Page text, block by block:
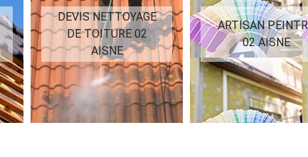
DEVIS NETTOYAGE
DE TOITURE 02
AISNE
ARTISAN
02 AISNE